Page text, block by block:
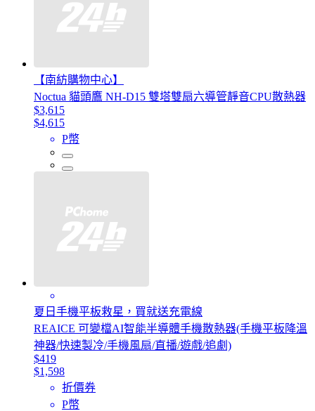
【南紡購物中心】
Noctua 貓頭鷹 NH-D15 雙塔雙扇六導管靜音CPU散熱器
$3,615
$4,615
P幣
夏日手機平板救星，買就送充電線
REAICE 可變檔AI智能半導體手機散熱器(手機平板降溫
神器/快速製冷/手機風扇/直播/遊戲/追劇)
$419
$1,598
折價券
P幣